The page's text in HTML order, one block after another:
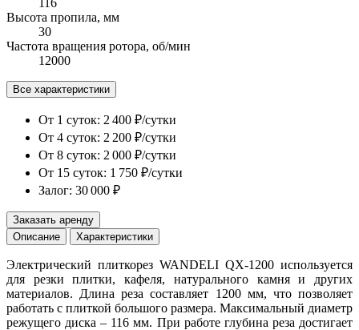
Высота пропила, мм
30
Частота вращения ротора, об/мин
12000
Все характеристики
От 1 суток: 2 400 ₽/сутки
От 4 суток: 2 200 ₽/сутки
От 8 суток: 2 000 ₽/сутки
От 15 суток: 1 750 ₽/сутки
Залог: 30 000 ₽
Заказать аренду
Описание
Характеристики
Электрический плиткорез WANDELI QX-1200 используется
для резки плитки, кафеля, натурального камня и других
материалов. Длина реза составляет 1200 мм, что позволяет
работать с плиткой большого размера. Максимальный диаметр
режущего диска – 116 мм. При работе глубина реза достигает